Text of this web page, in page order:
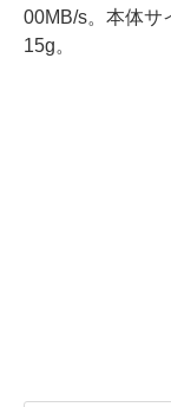
00MB/s。本体サ
15g。